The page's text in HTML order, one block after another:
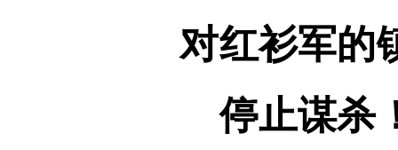
对红衫军的
停止谋杀